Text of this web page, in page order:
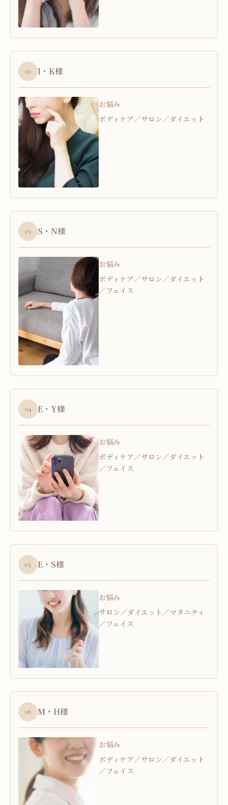
02 I・K様
お悩み
ボディケア／サロン／ダイエット
03 S・N様
お悩み
ボディケア／サロン／ダイエット
／フェイス
04 E・Y様
お悩み
ボディケア／サロン／ダイエット
／フェイス
05 E・S様
お悩み
サロン／ダイエット／マタニティ
／フェイス
06 M・H様
お悩み
ボディケア／サロン／ダイエット
／フェイス